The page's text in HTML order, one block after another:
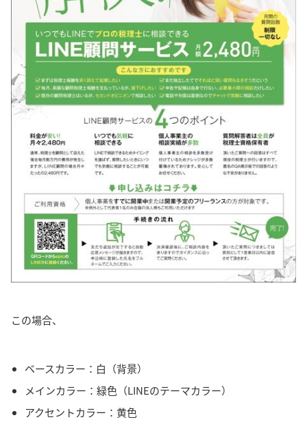
この場合、
ベースカラー：白（背景）
メインカラー：緑色（LINEのテーマカラー）
アクセントカラー：黄色